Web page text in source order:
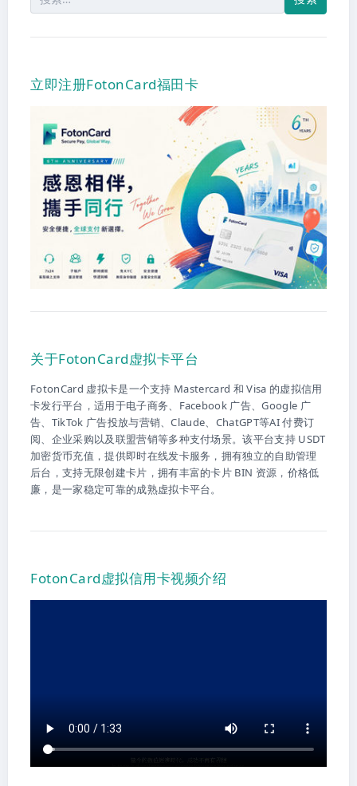
索：
立即注册FotonCard福田卡
关于FotonCard虚拟卡平台
FotonCard 虚拟卡是一个支持 Mastercard 和 Visa 的虚拟信用
卡发行平台，适用于电子商务、Facebook 广告、Google 广
告、TikTok 广告投放与营销、Claude、ChatGPT等AI 付费订
阅、企业采购以及联盟营销等多种支付场景。该平台支持 USDT
加密货币充值，提供即时在线发卡服务，拥有独立的自助管理
后台，支持无限创建卡片，拥有丰富的卡片 BIN 资源，价格低
廉，是一家稳定可靠的成熟虚拟卡平台。
FotonCard虚拟信用卡视频介绍